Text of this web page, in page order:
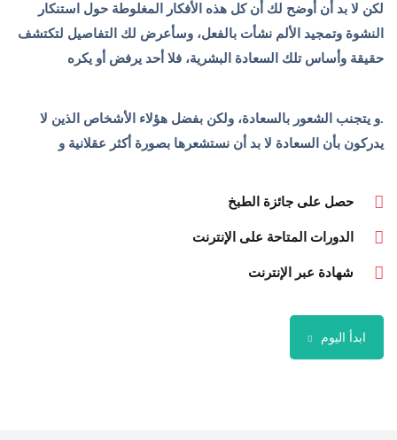
لا بد أن أوضح لك أن كل هذه الأفكار المغلوطة حول استنكار
وتمجيد الألم نشأت بالفعل، وسأعرض لك التفاصيل لتكتشف
وأساس تلك السعادة البشرية، فلا أحد يرفض أو يكره
الشعور بالسعادة، ولكن بفضل هؤلاء الأشخاص الذين لا
بأن السعادة لا بد أن نستشعرها بصورة أكثر عقلانية و
حصل على جائزة الطبخ
الدورات المتاحة على الإنترنت
شهادة عبر الإنترنت
ابدأ اليوم